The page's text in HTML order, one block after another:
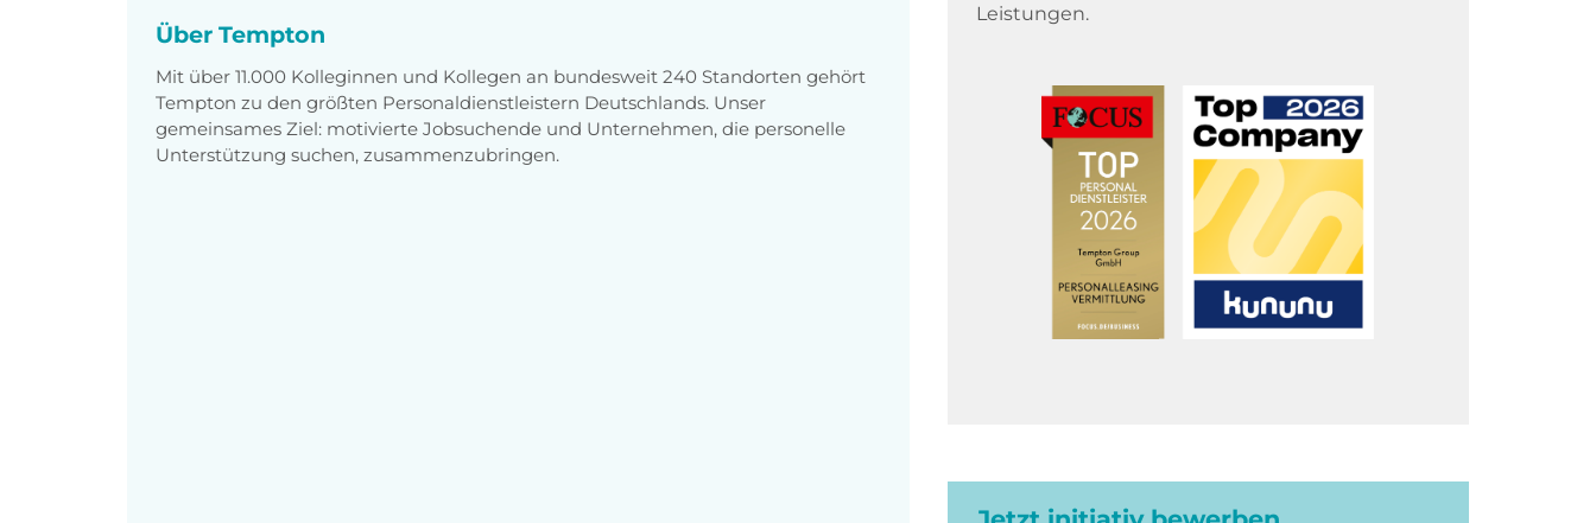
Über Tempton
Mit über 11.000 Kolleginnen und Kollegen an bundesweit 240 Standorten gehört
Tempton zu den größten Personaldienstleistern Deutschlands. Unser
gemeinsames Ziel: motivierte Jobsuchende und Unternehmen, die personelle
Unterstützung suchen, zusammenzubringen.
Leistungen.